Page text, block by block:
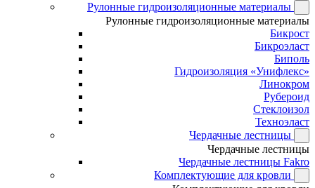
Рулонные гидроизоляционные материалы
Рулонные гидроизоляционные материалы
Бикрост
Бикроэласт
Биполь
Гидроизоляция «Унифлекс»
Линокром
Рубероид
Стеклоизол
Техноэласт
Чердачные лестницы
Чердачные лестницы
Чердачные лестницы Fakro
Комплектующие для кровли